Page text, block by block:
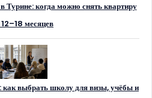
когда можно снять квартиру
месяцев
выбрать школу для визы, учёбы и